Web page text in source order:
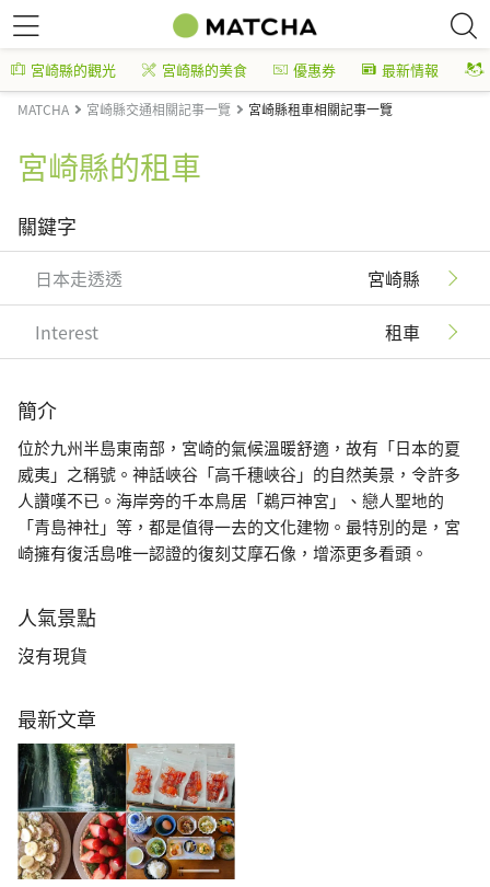
宮崎縣的觀光 宮崎縣的美食 優惠券 最新情報
MATCHA 宮崎縣交通相關記事一覽 宮崎縣租車相關記事一覽
宮崎縣的租車
關鍵字
日本走透透 宮崎縣
Interest 租車
簡介
位於九州半島東南部，宮崎的氣候溫暖舒適，故有「日本的夏
威夷」之稱號。神話峽谷「高千穗峽谷」的自然美景，令許多
人讚嘆不已。海岸旁的千本鳥居「鵜戸神宮」、戀人聖地的
「青島神社」等，都是值得一去的文化建物。最特別的是，宮
崎擁有復活島唯一認證的復刻艾摩石像，增添更多看頭。
人氣景點
沒有現貨
最新文章